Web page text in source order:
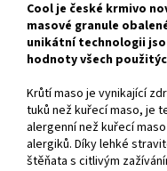
Cool je české krmivo
masové granule
unikátní technologii
hodnoty všech
Krůtí maso je vynikající
tuků než kuřecí maso, je
alergenní než kuřecí
alergiků. Díky lehké
štěňata s citlivým